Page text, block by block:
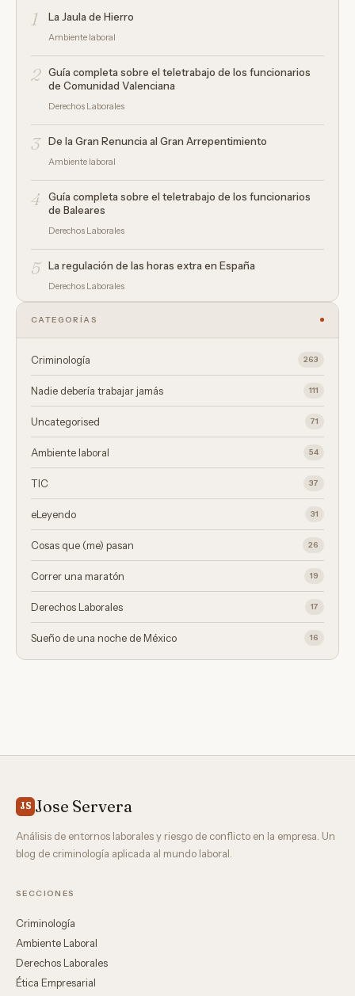
1 La Jaula de Hierro
Ambiente laboral
2
Guía completa sobre el teletrabajo de los funcionarios
de Comunidad Valenciana
Derechos Laborales
3 De la Gran Renuncia al Gran Arrepentimiento
Ambiente laboral
4
Guía completa sobre el teletrabajo de los funcionarios
de Baleares
Derechos Laborales
5 La regulación de las horas extra en España
Derechos Laborales
CATEGORÍAS
Criminología 263
Nadie debería trabajar jamás 111
Uncategorised 71
Ambiente laboral 54
TIC 37
eLeyendo 31
Cosas que (me) pasan 26
Correr una maratón 19
Derechos Laborales 17
Sueño de una noche de México 16
JS Jose Servera
Análisis de entornos laborales y riesgo de conflicto en la empresa. Un
blog de criminología aplicada al mundo laboral.
SECCIONES
Criminología
Ambiente Laboral
Derechos Laborales
Ética Empresarial